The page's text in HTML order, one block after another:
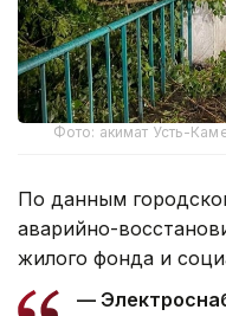
Фото: акимат Усть-
По данным
аварийно-
жилого фонда и
—